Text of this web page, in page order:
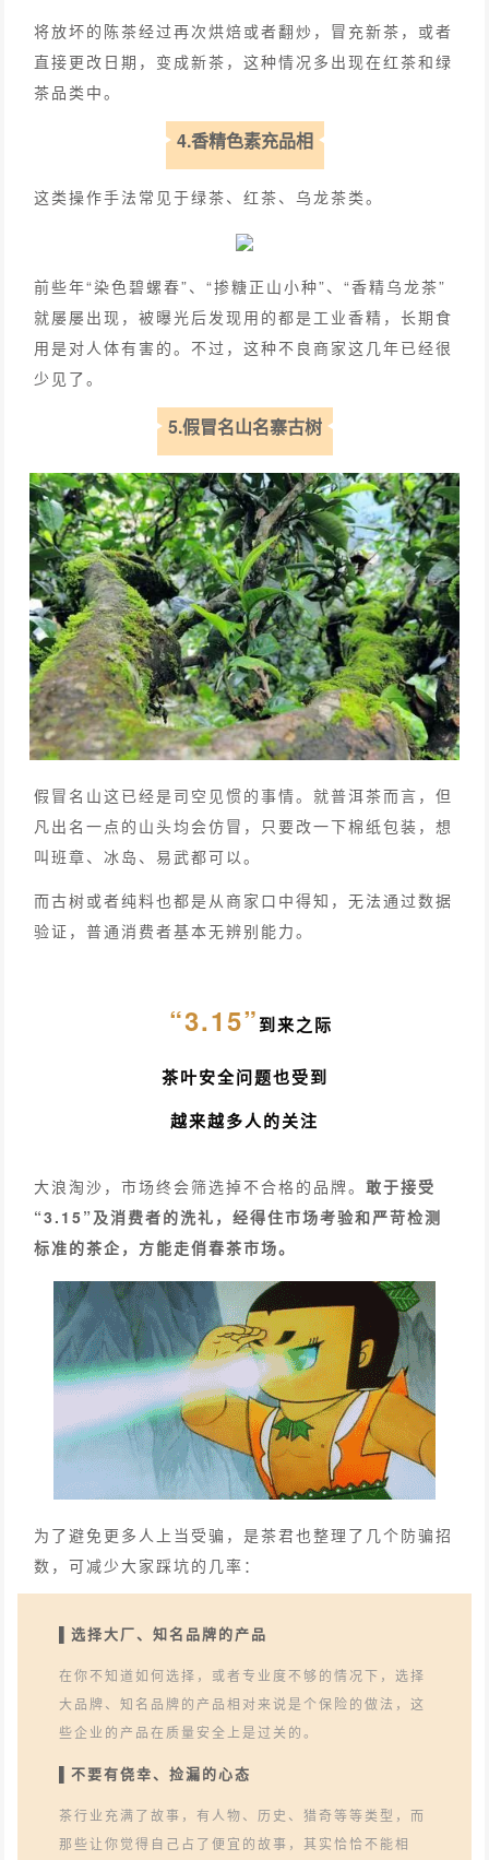
将放坏的陈茶经过再次烘焙或者翻炒，冒充新茶，或者
直接更改日期，变成新茶，这种情况多出现在红茶和绿
茶品类中。
4.香精色素充品相
这类操作手法常见于绿茶、红茶、乌龙茶类。
前些年“染色碧螺春”、“掺糖正山小种”、“香精乌龙茶”
就屡屡出现，被曝光后发现用的都是工业香精，长期食
用是对人体有害的。不过，这种不良商家这几年已经很
少见了。
5.假冒名山名寨古树
假冒名山这已经是司空见惯的事情。就普洱茶而言，但
凡出名一点的山头均会仿冒，只要改一下棉纸包装，想
叫班章、冰岛、易武都可以。
而古树或者纯料也都是从商家口中得知，无法通过数据
验证，普通消费者基本无辨别能力。
“3.15”到来之际
茶叶安全问题也受到
越来越多人的关注
大浪淘沙，市场终会筛选掉不合格的品牌。敢于接受
“3.15”及消费者的洗礼，经得住市场考验和严苛检测
标准的茶企，方能走俏春茶市场。
为了避免更多人上当受骗，是茶君也整理了几个防骗招
数，可减少大家踩坑的几率：
▌选择大厂、知名品牌的产品
在你不知道如何选择，或者专业度不够的情况下，选择
大品牌、知名品牌的产品相对来说是个保险的做法，这
些企业的产品在质量安全上是过关的。
▌不要有侥幸、捡漏的心态
茶行业充满了故事，有人物、历史、猎奇等等类型，而
那些让你觉得自己占了便宜的故事，其实恰恰不能相